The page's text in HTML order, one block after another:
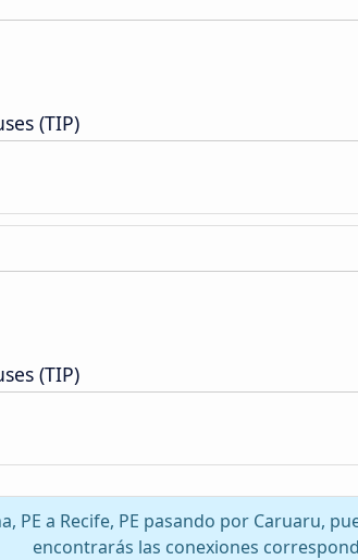
(TIP)
(TIP)
PE a Recife, PE pasando por Caruaru,
encontrarás las conexiones